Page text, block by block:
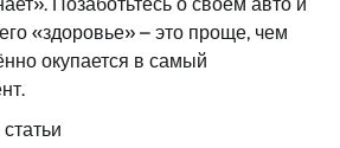
«здоровье» – это проще, чем
окупается в самый